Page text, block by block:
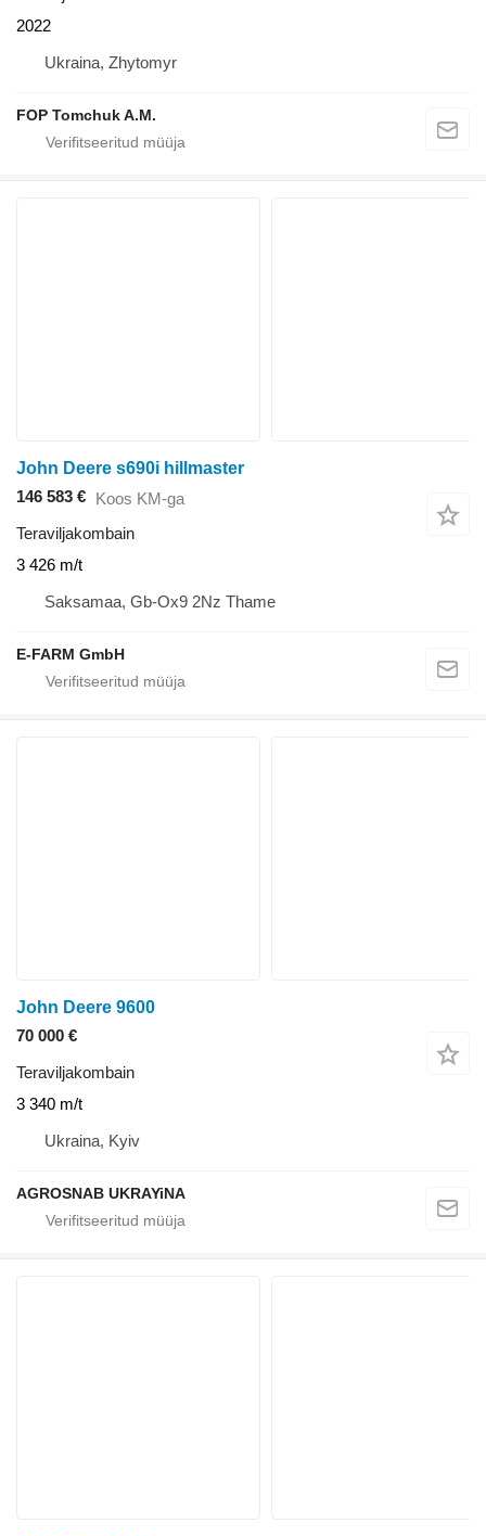
2022
Ukraina, Zhytomyr
FOP Tomchuk A.M.
John Deere s690i hillmaster
146 583 € Koos KM-ga
Teraviljakombain
3 426 m/t
Saksamaa, Gb-Ox9 2Nz Thame
E-FARM GmbH
John Deere 9600
70 000 €
Teraviljakombain
3 340 m/t
Ukraina, Kyiv
AGROSNAB UKRAYiNA